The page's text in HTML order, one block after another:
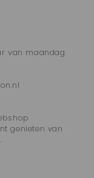
van maandag
genieten van